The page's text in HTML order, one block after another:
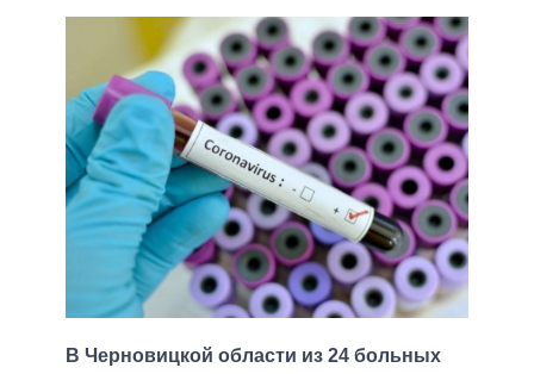
В Черновицкой области из 24 больных